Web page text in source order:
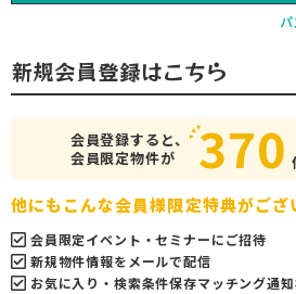
新規会員登録はこちら
会員登録すると、
会員限定物件が
370
他にもこんな会員様限定特典がござ
会員限定イベント・セミナーにご招待
新規物件情報をメールで配信
お気に入り・検索条件保存マッチング通